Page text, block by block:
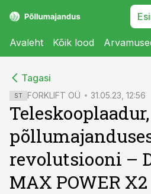
Avaleht Kõik lood
Tagasi
ST FORKLIFT OÜ 31.05.23, 12:56
revolutsiooni –
MAX POWER X2